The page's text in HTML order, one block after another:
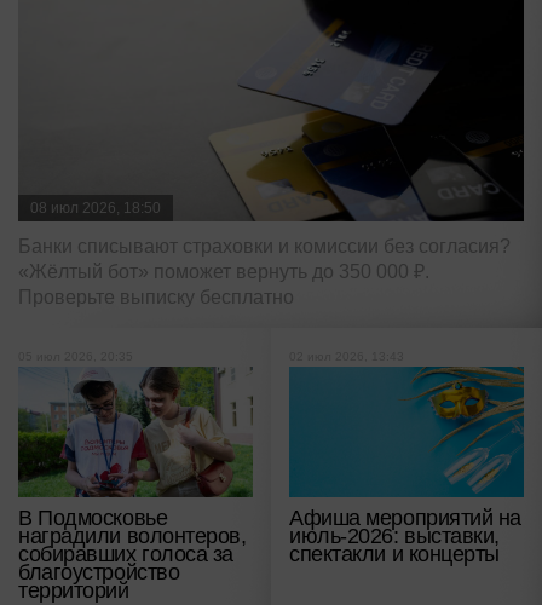
08 июл 2026, 18:50
Банки списывают страховки и комиссии без согласия?
«Жёлтый бот» поможет вернуть до 350 000 ₽.
Проверьте выписку бесплатно
В Подмосковье
наградили волонтеров,
собиравших голоса за
благоустройство
территорий
Афиша мероприятий на
июль-2026: выставки,
спектакли и концерты